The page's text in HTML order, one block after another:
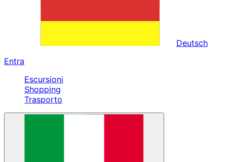
Deutsch
Entra
Escursioni
Shopping
Trasporto